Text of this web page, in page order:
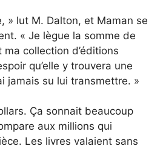
» lut M. Dalton, et Maman se
« Je lègue la somme de
collection d’éditions
qu’elle y trouvera une
jamais su lui transmettre. »
Ça sonnait beaucoup
aux millions qui
Les livres valaient sans